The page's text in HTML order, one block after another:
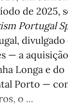
de 2025,
Portugal
— a
Longa e do
Porto —
o ...